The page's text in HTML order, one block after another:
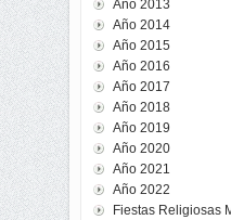
Año 2013
Año 2014
Año 2015
Año 2016
Año 2017
Año 2018
Año 2019
Año 2020
Año 2021
Año 2022
Fiestas Religiosas